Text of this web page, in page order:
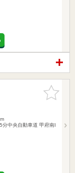
お気に入
りに追加
分中央自動車道 甲府南I